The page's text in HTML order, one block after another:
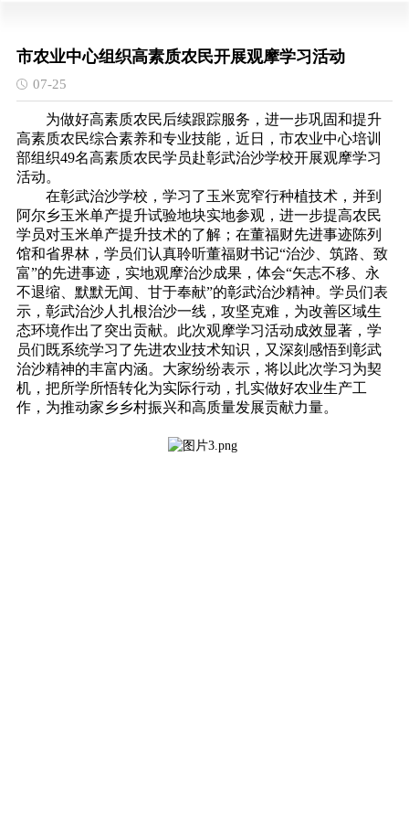
市农业中心组织高素质农民开展观摩学习活动
07-25
为做好高素质农民后续跟踪服务，进一步巩固和提升
高素质农民综合素养和专业技能，近日，市农业中心培训
部组织49名高素质农民学员赴彰武治沙学校开展观摩学习
活动。
在彰武治沙学校，学习了玉米宽窄行种植技术，并到
阿尔乡玉米单产提升试验地块实地参观，进一步提高农民
学员对玉米单产提升技术的了解；在董福财先进事迹陈列
馆和省界林，学员们认真聆听董福财书记“治沙、筑路、致
富”的先进事迹，实地观摩治沙成果，体会“矢志不移、永
不退缩、默默无闻、甘于奉献”的彰武治沙精神。学员们表
示，彰武治沙人扎根治沙一线，攻坚克难，为改善区域生
态环境作出了突出贡献。此次观摩学习活动成效显著，学
员们既系统学习了先进农业技术知识，又深刻感悟到彰武
治沙精神的丰富内涵。大家纷纷表示，将以此次学习为契
机，把所学所悟转化为实际行动，扎实做好农业生产工
作，为推动家乡乡村振兴和高质量发展贡献力量。